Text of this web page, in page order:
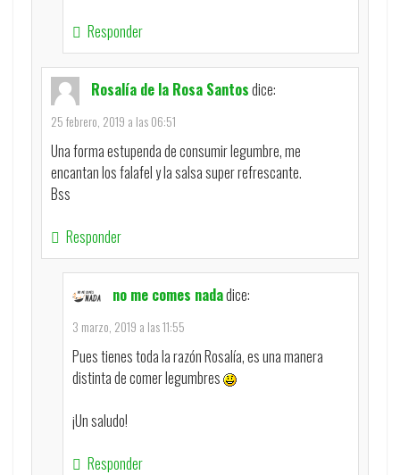
Responder
Rosalía de la Rosa Santosdice:
25 febrero, 2019 a las 06:51
Una forma estupenda de consumir legumbre, me
encantan los falafel y la salsa super refrescante.
Bss
Responder
no me comes nadadice:
3 marzo, 2019 a las 11:55
Pues tienes toda la razón Rosalía, es una manera
distinta de comer legumbres
¡Un saludo!
Responder